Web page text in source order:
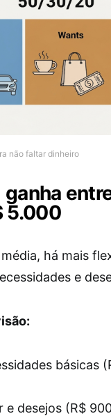
não faltar dinheiro
5.000
há mais
e
básicas
e desejos (R$